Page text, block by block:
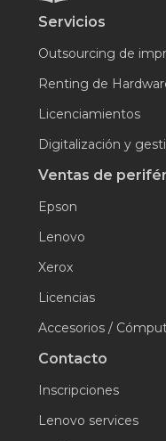
Servicios
Outsourcing de
Renting de
Licenciamientos
Digitalización y
Ventas de
Epson
Lenovo
Xerox
Licencias
Accesorios /
Contacto
Inscripciones
Lenovo services